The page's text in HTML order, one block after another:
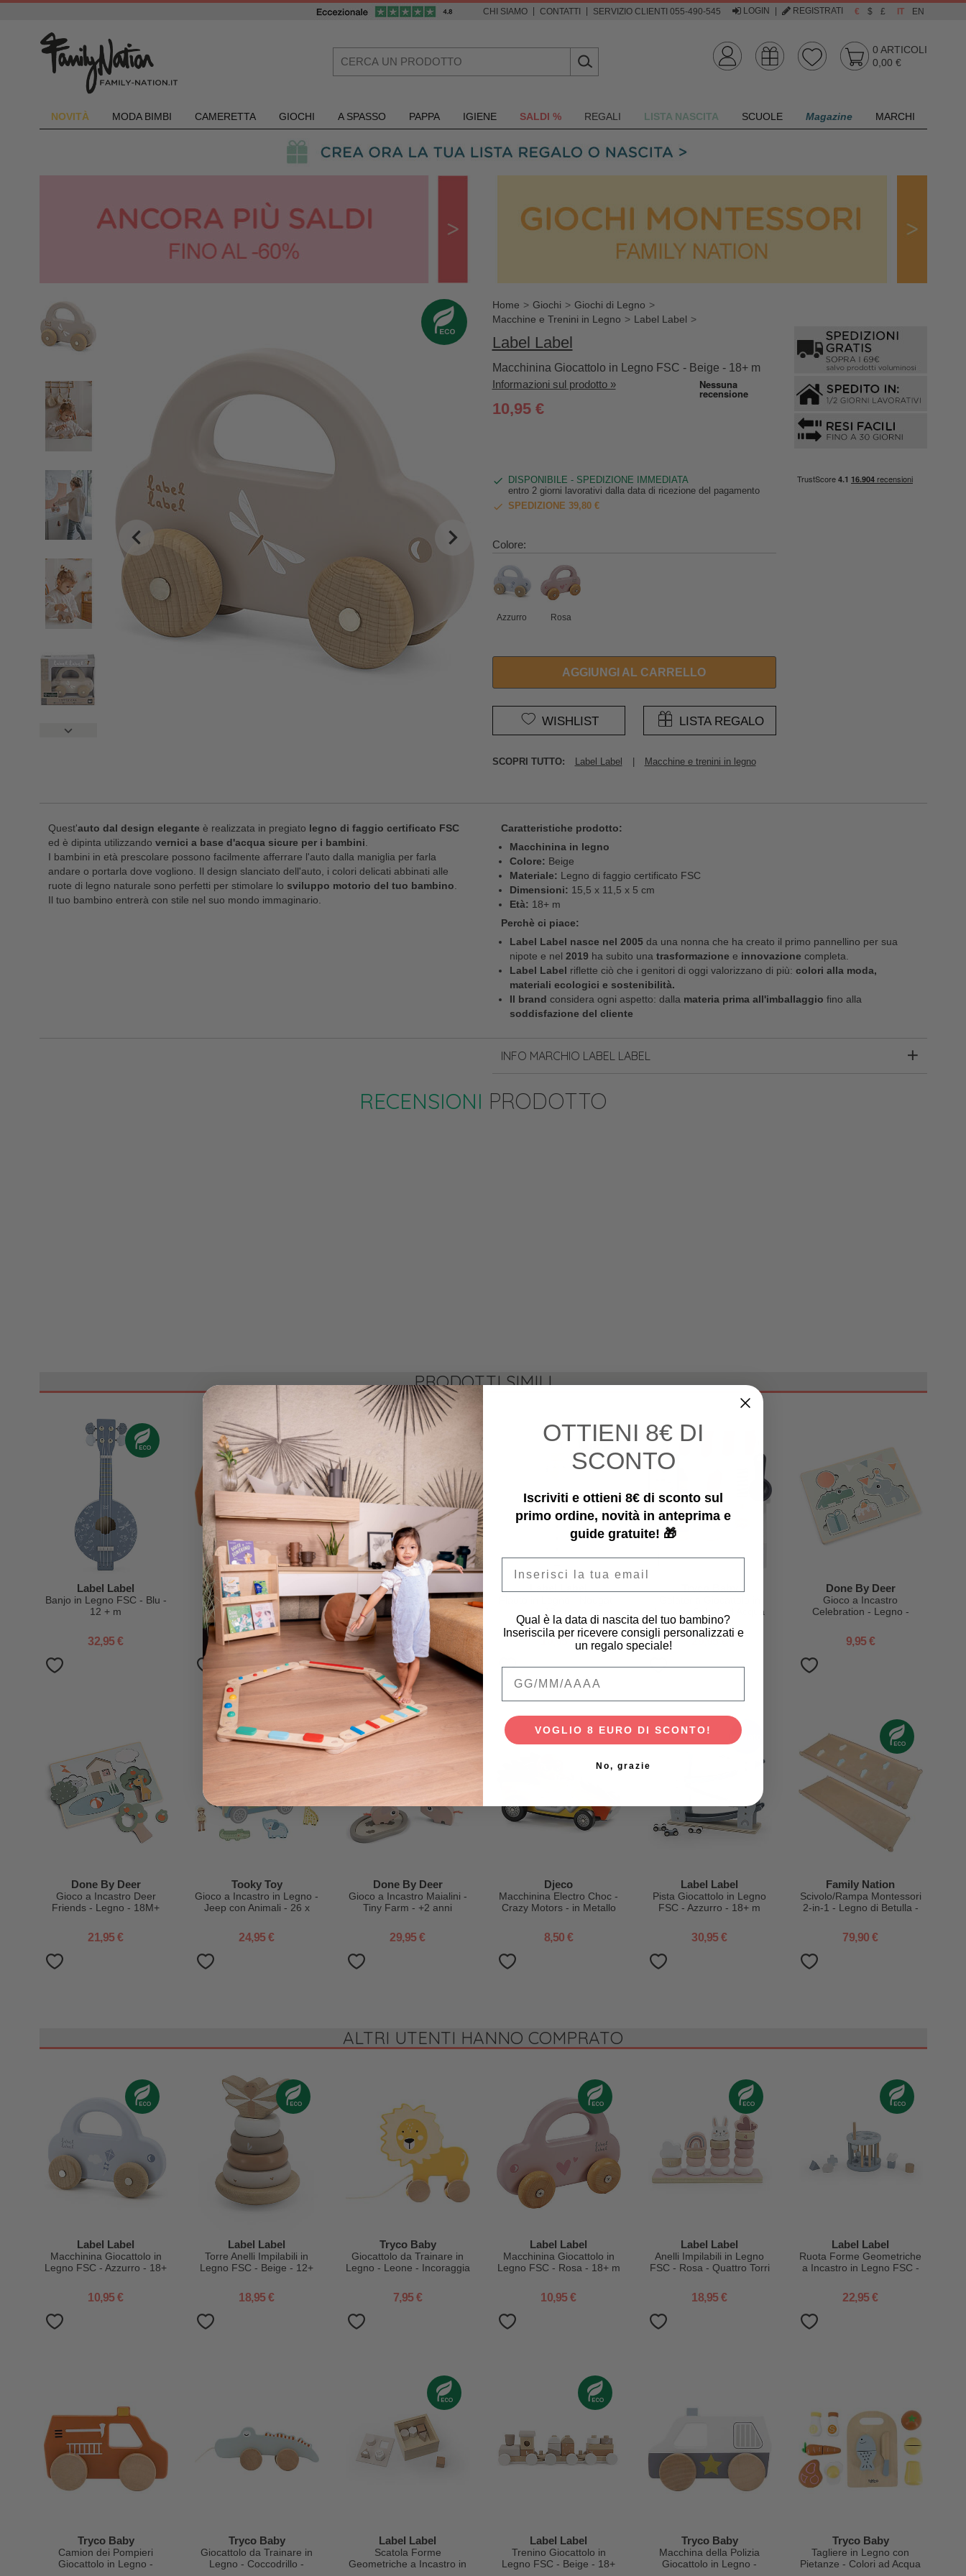
CHI SIAMO CONTATTI SERVIZIO CLIENTI 055-490-545 LOGIN REGISTRATI € $ £ IT EN
0 ARTICOLI
0,00 €
NOVITÀ MODA BIMBI CAMERETTA GIOCHI A SPASSO PAPPA IGIENE SALDI % REGALI LISTA NASCITA SCUOLE Magazine MARCHI
Home Giochi
Giochi di Legno
Macchine e Trenini in Legno
Label Label
Label Label
Macchinina Giocattolo in Legno FSC - Beige - 18+ m
Informazioni sul prodotto »
10,95 €
DISPONIBILE - SPEDIZIONE IMMEDIATA
entro 2 giorni lavorativi dalla data di ricezione del pagamento
SPEDIZIONE 39,80 €
Colore:
Azzurro Rosa
AGGIUNGI AL CARRELLO
WISHLIST LISTA REGALO
SCOPRI TUTTO: Label Label | Macchine e trenini in legno
Quest'auto dal design elegante è realizzata in pregiato legno di faggio certificato FSC
ed è dipinta utilizzando vernici a base d'acqua sicure per i bambini
I bambini in età prescolare possono facilmente afferrare l'auto dalla maniglia per farla
andare o portarla dove vogliono. Il design slanciato dell'auto, i colori delicati abbinati alle
ruote di legno naturale sono perfetti per stimolare lo sviluppo motorio del tuo bambino
Il tuo bambino entrerà con stile nel suo mondo immaginario.
Caratteristiche prodotto:
Macchinina in legno
Colore: Beige
Materiale: Legno di faggio certificato FSC
Dimensioni: 15,5 x 11,5 x 5 cm
Età: 18+ m
Perchè ci piace:
Label Label nasce nel 2005da una nonna che ha creato il primo pannellino per sua
nipote e nel 2019 ha subito una trasformazione e innovazione completa.
Label Label riflette ciò che i genitori di oggi valorizzano di più: colori alla moda,
materiali ecologici e sostenibilità.
Il brand considera ogni aspetto: dalla materia prima all'imballaggio fino alla
soddisfazione del cliente
INFO MARCHIO LABEL LABEL
RECENSIONI PRODOTTO
PRODOTTI SIMILI
Label Label
Banjo in Legno FSC - Blu -
12 + m
32,95 €
Tryco Baby
Camion dei Pompieri
Giocattolo in Legno -
Rosso - 18+ m
5,95 €
tickit
Camper Avventura -
Naturale e Verde Chiaro -
Legno - da 3 Anni
36,90 € 10,95 €
Legno - Colori ad Acqua
Atossici - 18+ m
Done By Deer
Gioco a Incastro
Celebration - Legno -
9,95 €
Done By Deer
Gioco a Incastro Deer
Friends - Legno - 18M+
21,95 €
Tooky Toy
Gioco a Incastro in Legno -
Jeep con Animali - 26 x
Dai 18 Mesi
24,95 €
Done By Deer
Gioco a Incastro Maialini -
Tiny Farm - +2 anni
29,95 €
Djeco
Macchinina Electro Choc -
Crazy Motors - in Metallo
8,50 €
tornato
Label Label
Pista Giocattolo in Legno
FSC - Azzurro - 18+ m
30,95 €
Family Nation
Scivolo/Rampa Montessori
2-in-1 - Legno di Betulla -
79,90 €
ALTRI UTENTI HANNO COMPRATO
Label Label
Macchinina Giocattolo in
Legno FSC - Azzurro - 18+
10,95 €
Label Label
Torre Anelli Impilabili in
Legno FSC - Beige - 12+
18,95 €
Tryco Baby
Giocattolo da Trainare in
Legno - Leone - Incoraggia
7,95 €
Label Label
Macchinina Giocattolo in
Legno FSC - Rosa - 18+ m
10,95 €
Label Label
Anelli Impilabili in Legno
FSC - Rosa - Quattro Torri
18,95 €
Label Label
Ruota Forme Geometriche
a Incastro in Legno FSC -
22,95 €
Tryco Baby
Camion dei Pompieri
Giocattolo in Legno -
Tryco Baby
Giocattolo da Trainare in
Legno - Coccodrillo -
Label Label
Scatola Forme
Geometriche a Incastro in
Label Label
Trenino Giocattolo in
Legno FSC - Beige - 18+
Tryco Baby
Macchina della Polizia
Giocattolo in Legno -
Tryco Baby
Tagliere in Legno con
Pietanze - Colori ad Acqua
OTTIENI 8€ DI
SCONTO
Iscriviti e ottieni 8€ di sconto sul
primo ordine, novità in anteprima e
guide gratuite! 🎁
Qual è la data di nascita del tuo bambino?
Inseriscila per ricevere consigli personalizzati e
un regalo speciale!
VOGLIO 8 EURO DI SCONTO!
No, grazie